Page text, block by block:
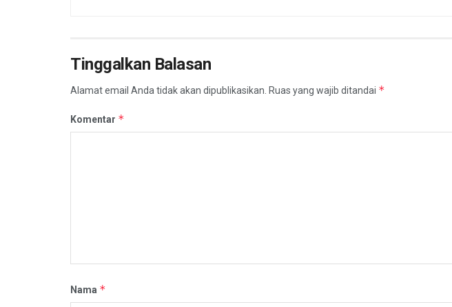
Tinggalkan Balasan
Alamat email Anda tidak akan dipublikasikan. Ruas yang wajib ditandai *
Komentar *
Nama *